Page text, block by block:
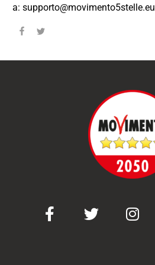
a: supporto@movimento5stelle.eu